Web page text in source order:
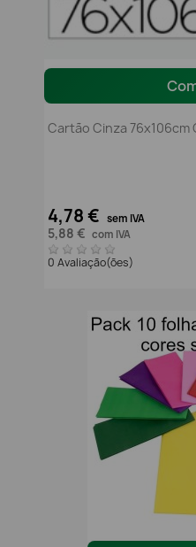
Cartão Cinza 76x106cm
4,78 € sem IVA
5,88 € com IVA
0 Avaliação(ões)